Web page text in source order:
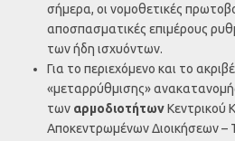
σήμερα, οι νομοθετικές
αποσπασματικές επιμέρους
των ήδη ισχυόντων.
Για τo περιεχόμενο και το
«μεταρρύθμισης»
των αρμοδιοτήτωνΚεντρικού
Αποκεντρωμένων Διοικήσεων –